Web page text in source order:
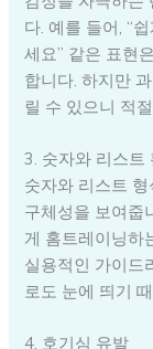
다. 예를 들어, “쉽
세요” 같은 표현
합니다. 하지만
릴 수 있으니 적
3. 숫자와 리스트
숫자와 리스트
구체성을 보여줍
게 홈트레이닝하
실용적인 가이드
로도 눈에 띄기
4. 호기심 유발